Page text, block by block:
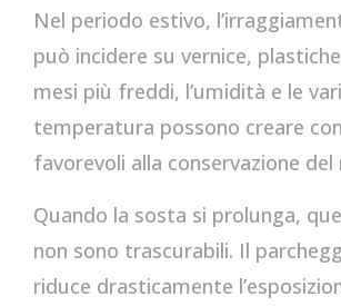
Nel periodo estivo,
può incidere su vernice,
mesi più freddi, l’umidità e le
temperatura possono creare
favorevoli alla conservazione del
Quando la sosta si prolunga,
non sono trascurabili. Il
riduce drasticamente